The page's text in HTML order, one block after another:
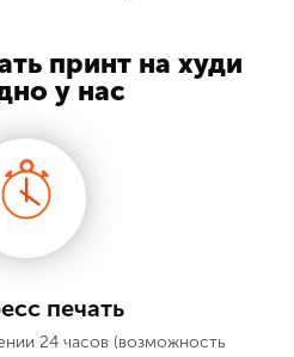
принт на худи
у нас
печать
24 часов (возможность